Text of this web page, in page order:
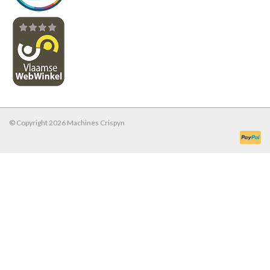
© Copyright 2026 Machines Crispyn